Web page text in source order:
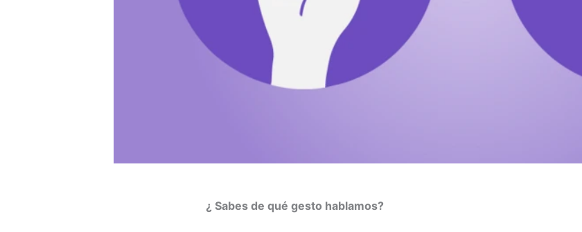
¿ Sabes de qué gesto hablamos?